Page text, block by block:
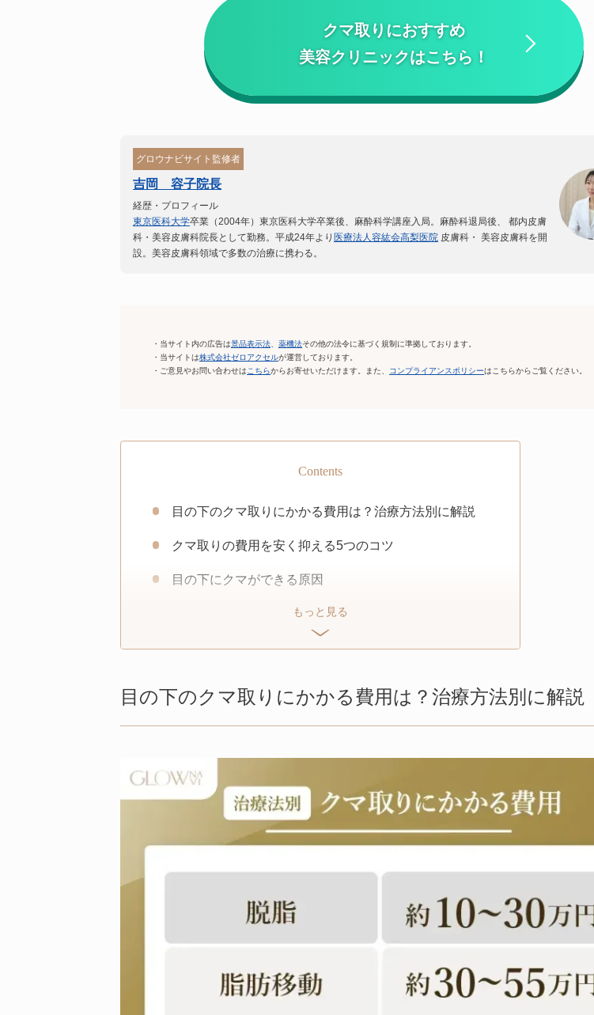
クマ取りにおすすめ
美容クリニックはこちら！
グロウナビサイト監修者
吉岡 容子院長
経歴・プロフィール
東京医科大学卒業（2004年） 東京医科大学卒業後、麻酔科学講座入局。 麻酔科退局後、 都内皮膚
科・美容皮膚科院長として勤務。 平成24年より 医療法人容紘会高梨医院 皮膚科・ 美容皮膚科を開
設。美容皮膚科領域で多数の治療に携わる。
・当サイト内の広告は景品表示法 薬機法その他の法令に基づく規制に準拠しております。
・当サイトは株式会社ゼロアクセルが運営しております。
・ご意見やお問い合わせは こちらからお寄せいただけます。また、 コンプライアンスポリシーはこちらからご覧ください。
Contents
目の下のクマ取りにかかる費用は？治療方法別に解説
クマ取りの費用を安く抑える5つのコツ
目の下にクマができる原因
目の下のクマの種類
目の下のクマ取り治療におすすめのクリニック7選
目の下のクマ取り治療のデメリット
目の下のクマ取り治療に起こり得るリスク
もっと見る
目の下のクマ取りにかかる費用は？治療方法別に解説